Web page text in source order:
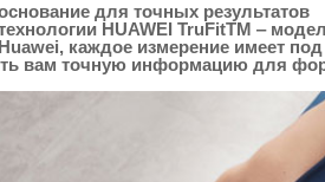
для точных результатов
HUAWEI TruFitTM ‒
каждое измерение имеет
вам точную информацию для